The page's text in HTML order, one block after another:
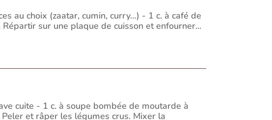
au choix (zaatar, cumin, curry…) - 1 c. à café de
sur une plaque de cuisson et enfourner...
cuite - 1 c. à soupe bombée de moutarde à
et râper les légumes crus. Mixer la